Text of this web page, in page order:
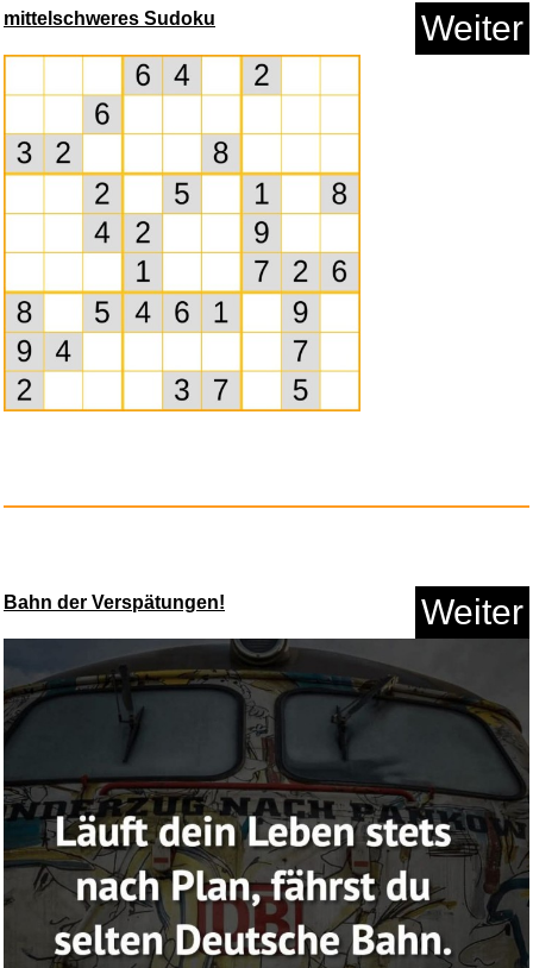
Pettersson und Findus - Staffe...
Catastroph...
mittelschweres Sudoku Weiter
Bahn der Verspätungen! Weiter